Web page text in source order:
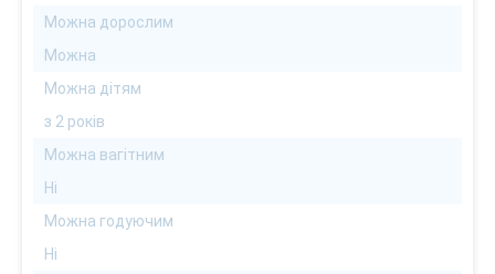
Можна дорослим
Можна
Можна дітям
з 2 років
Можна вагітним
Ні
Можна годуючим
Ні